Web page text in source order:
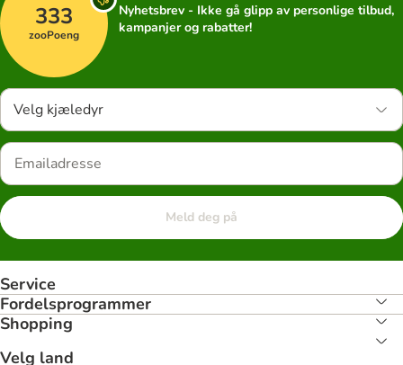
333
zooPoeng
Nyhetsbrev - Ikke gå glipp av personlige tilbud,
kampanjer og rabatter!
Velg kjæledyr
Meld deg på
Service
Fordelsprogrammer
Shopping
Velg land